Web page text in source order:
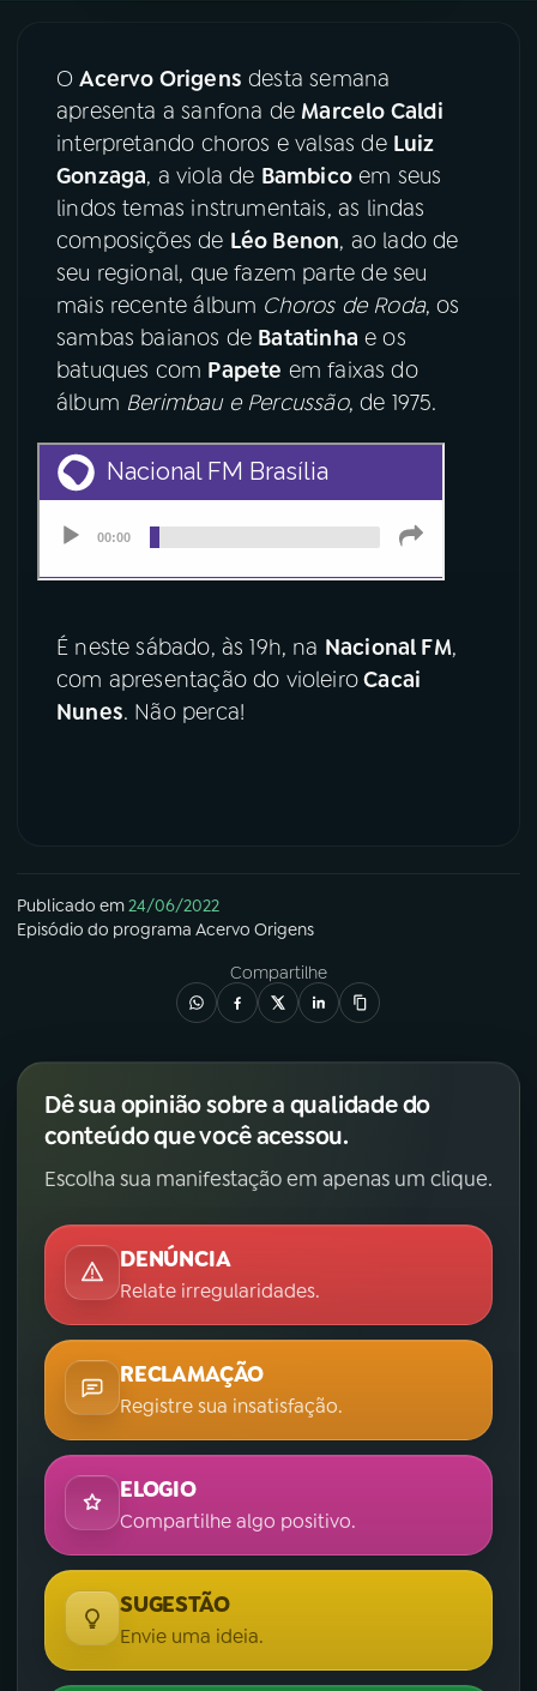
08FESTIVAL DE MÚSICA
ACOMPANHE A RÁDIO NACIONAL
YouTube Facebook
Instagram X
TikTok
OAcervo Origens desta semana
apresenta a sanfona de Marcelo Caldi
interpretando choros e valsas de Luiz
Gonzaga, a viola de Bambicoem seus
lindos temas instrumentais, as lindas
composições de Léo Benon, ao lado de
seu regional, que fazem parte de seu
mais recente álbum Choros de Roda, os
sambas baianos de Batatinha e os
batuques com Papete em faixas do
álbum Berimbau e Percussão, de 1975.
É neste sábado, às 19h, na Nacional FM,
com apresentação do violeiroCacai
Nunes. Não perca!
Publicado em24/06/2022
Episódio do programa Acervo Origens
Compartilhe
Dê sua opinião sobre a qualidade do
conteúdo que você acessou.
Escolha sua manifestação em apenas um clique.
DENÚNCIA
Relate irregularidades.
RECLAMAÇÃO
Registre sua insatisfação.
ELOGIO
Compartilhe algo positivo.
SUGESTÃO
Envie uma ideia.